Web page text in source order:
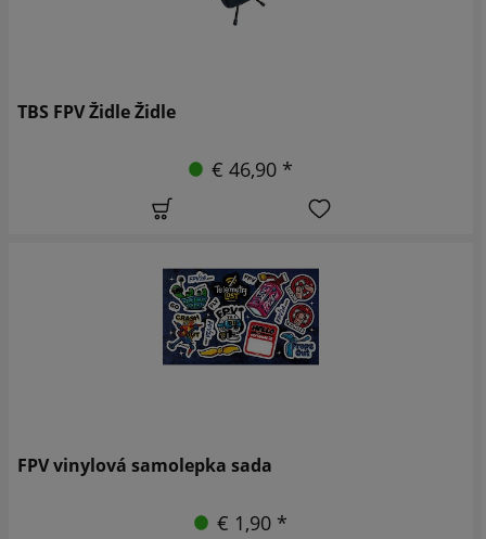
TBS FPV Židle Židle
€ 46,90 *
FPV vinylová samolepka sada
€ 1,90 *